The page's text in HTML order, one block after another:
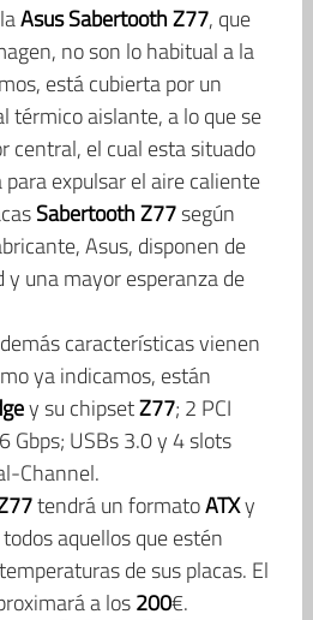
AsusSabertoothZ77, que
no son lo habitual a la
está cubierta por un
térmico aislante, a lo que se
central, el cual esta situado
expulsar el aire caliente
SabertoothZ77según
Asus, disponen de
y una mayor esperanza de
características vienen
ya indicamos, están
y su chipsetZ77; 2 PCI
Gbps; USBs 3.0 y 4 slots
Channel.
tendrá un formatoATXy
aquellos que estén
de sus placas. El
a los200€.